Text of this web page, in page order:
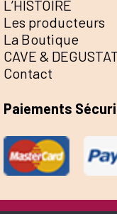
L’HISTOIRE
Les producteurs
La Boutique
CAVE &
Contact
Paiements